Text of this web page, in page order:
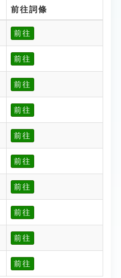
前往詞條
前往
前往
前往
前往
前往
前往
前往
前往
前往
前往